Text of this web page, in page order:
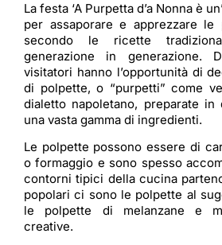
La festa ‘A Purpetta d’a Nonna è
per assaporare e apprezzare le
secondo le ricette
generazione in generazione.
visitatori hanno l’opportunità di
di polpette, o “purpetti” come
dialetto napoletano, preparate
una vasta gamma di ingredienti.
Le polpette possono essere di
o formaggio e sono spesso
contorni tipici della cucina
popolari ci sono le polpette al
le polpette di melanzane e
creative.